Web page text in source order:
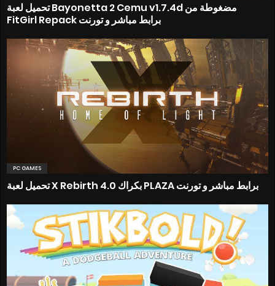
تحميل لعبة Bayonetta 2 Cemu v1.7.4d مضغوطة من
FitGirl Repack برابط مباشر و تورنت
PC GAMES
تحميل لعبة X Rebirth 4.0 بكراك PLAZA برابط مباشر و تورنت